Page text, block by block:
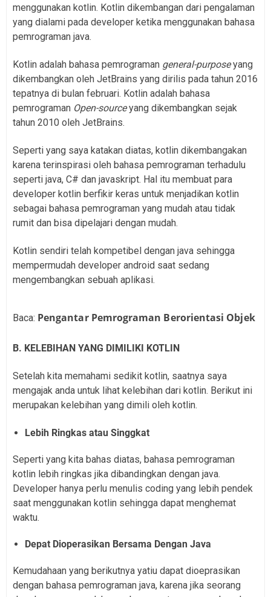
menggunakan kotlin. Kotlin dikembangan dari pengalaman
yang dialami pada developer ketika menggunakan bahasa
pemrograman java.
Kotlin adalah bahasa pemrograman general-purposeyang
dikembangkan oleh JetBrains yang dirilis pada tahun 2016
tepatnya di bulan februari. Kotlin adalah bahasa
pemrograman Open-sourceyang dikembangkan sejak
tahun 2010 oleh JetBrains.
Seperti yang saya katakan diatas, kotlin dikembangakan
karena terinspirasi oleh bahasa pemrograman terhadulu
seperti java, C# dan javaskript. Hal itu membuat para
developer kotlin berfikir keras untuk menjadikan kotlin
sebagai bahasa pemrograman yang mudah atau tidak
rumit dan bisa dipelajari dengan mudah.
Kotlin sendiri telah kompetibel dengan java sehingga
mempermudah developer android saat sedang
mengembangkan sebuah aplikasi.
Baca: Pengantar Pemrograman Berorientasi Objek
B. KELEBIHAN YANG DIMILIKI KOTLIN
Setelah kita memahami sedikit kotlin, saatnya saya
mengajak anda untuk lihat kelebihan dari kotlin. Berikut ini
merupakan kelebihan yang dimili oleh kotlin.
Lebih Ringkas atau Singgkat
Seperti yang kita bahas diatas, bahasa pemrograman
kotlin lebih ringkas jika dibandingkan dengan java.
Developer hanya perlu menulis coding yang lebih pendek
saat menggunakan kotlin sehingga dapat menghemat
waktu.
Depat Dioperasikan Bersama Dengan Java
Kemudahaan yang berikutnya yatiu dapat dioeprasikan
dengan bahasa pemrograman java, karena jika seorang